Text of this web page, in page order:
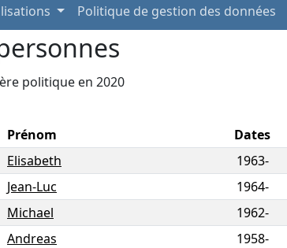
Politique de gestion des données
politique en 2020
Prénom Dates
Elisabeth 1963-
Jean-Luc 1964-
Michael 1962-
Andreas 1958-